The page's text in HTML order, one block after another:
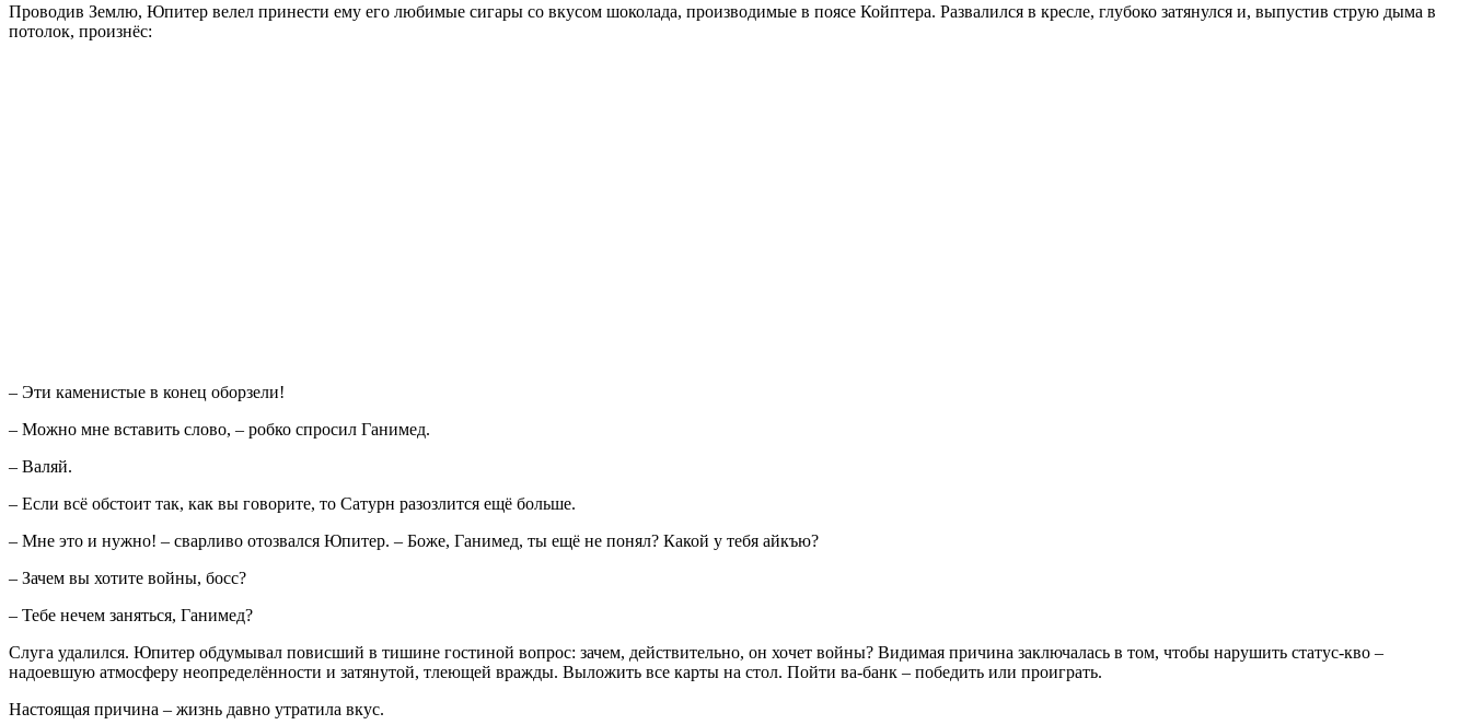
Проводив Землю, Юпитер велел принести ему его любимые сигары со вкусом шоколада, производимые в поясе Койптера. Развалился в кресле, глубоко затянулся и, выпустив струю дыма в
потолок, произнёс:
– Эти каменистые в конец оборзели!
– Можно мне вставить слово, – робко спросил Ганимед.
– Валяй.
– Если всё обстоит так, как вы говорите, то Сатурн разозлится ещё больше.
– Мне это и нужно! – сварливо отозвался Юпитер. – Боже, Ганимед, ты ещё не понял? Какой у тебя айкъю?
– Зачем вы хотите войны, босс?
– Тебе нечем заняться, Ганимед?
Слуга удалился. Юпитер обдумывал повисший в тишине гостиной вопрос: зачем, действительно, он хочет войны? Видимая причина заключалась в том, чтобы нарушить статус-кво –
надоевшую атмосферу неопределённости и затянутой, тлеющей вражды. Выложить все карты на стол. Пойти ва-банк – победить или проиграть.
Настоящая причина – жизнь давно утратила вкус.